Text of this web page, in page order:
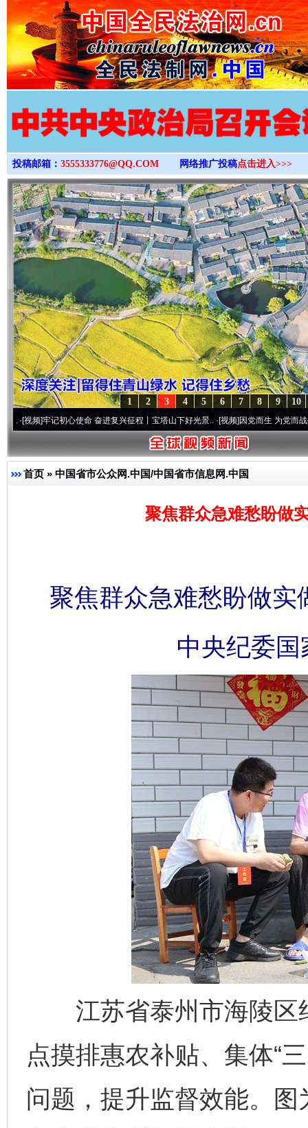
>
投稿邮箱： 3555333776@QQ.COM 网络推广投稿点击进入>>>
10
9
8
7
6
5
4
3
2
1
记初心使命 奋进复兴征程丨宝塔山下好光景..·[视频]因党而生 为党而战——百年“纪
首页 » 中国省市公众网.中国/中国省市信息网.中国
聚焦群众急难愁盼做
聚焦群众急难愁盼做
中央纪委
江苏省泰州市海陵区
点摸排惠农补贴、集体“
问题，提升监督效能。